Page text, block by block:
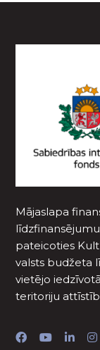
Mājaslapa
pateicoties
valsts budžeta
vietējo
teritoriju